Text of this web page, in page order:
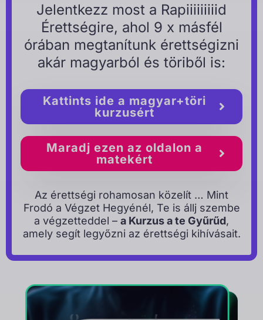
Jelentkezz most a Rapiiiiiiiiid
Érettségire, ahol 9 x másfél
órában megtanítunk érettségizni
akár magyarból és töriből is:
Kattints ide a magyar+töri
kurzusért
Maradj ezen az oldalon a
matekért
Az érettségi rohamosan közelít … Mint
Frodó a Végzet Hegyénél, Te is állj szembe
a végzetteddel – a Kurzus a te Gyűrűd,
amely segít legyőzni az érettségi kihívásait.